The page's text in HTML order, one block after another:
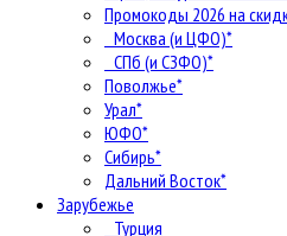
Промокоды 2026 на
Москва (и ЦФО)*
СПб (и СЗФО)*
Поволжье*
Урал*
ЮФО*
Сибирь*
Дальний Восток*
Зарубежье
Турция